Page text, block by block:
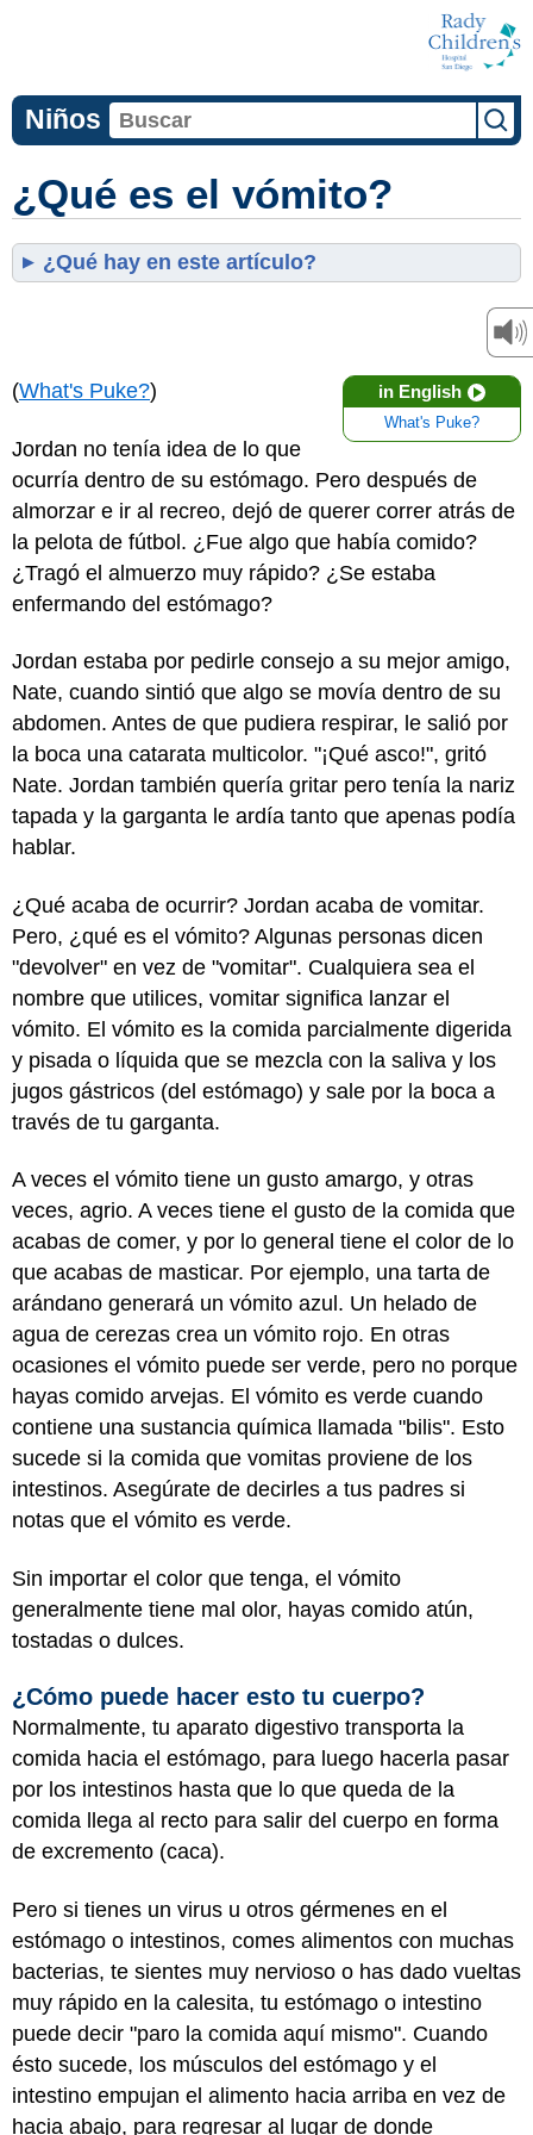
Niños
¿Qué es el vómito?
¿Qué hay en este artículo?
in English
What's Puke?
(What's Puke?)
Jordan no tenía idea de lo que
ocurría dentro de su estómago. Pero después de
almorzar e ir al recreo, dejó de querer correr atrás de
la pelota de fútbol. ¿Fue algo que había comido?
¿Tragó el almuerzo muy rápido? ¿Se estaba
enfermando del estómago?
Jordan estaba por pedirle consejo a su mejor amigo,
Nate, cuando sintió que algo se movía dentro de su
abdomen. Antes de que pudiera respirar, le salió por
la boca una catarata multicolor. "¡Qué asco!", gritó
Nate. Jordan también quería gritar pero tenía la nariz
tapada y la garganta le ardía tanto que apenas podía
hablar.
¿Qué acaba de ocurrir? Jordan acaba de vomitar.
Pero, ¿qué es el vómito? Algunas personas dicen
"devolver" en vez de "vomitar". Cualquiera sea el
nombre que utilices, vomitar significa lanzar el
vómito. El vómito es la comida parcialmente digerida
y pisada o líquida que se mezcla con la saliva y los
jugos gástricos (del estómago) y sale por la boca a
través de tu garganta.
A veces el vómito tiene un gusto amargo, y otras
veces, agrio. A veces tiene el gusto de la comida que
acabas de comer, y por lo general tiene el color de lo
que acabas de masticar. Por ejemplo, una tarta de
arándano generará un vómito azul. Un helado de
agua de cerezas crea un vómito rojo. En otras
ocasiones el vómito puede ser verde, pero no porque
hayas comido arvejas. El vómito es verde cuando
contiene una sustancia química llamada "bilis". Esto
sucede si la comida que vomitas proviene de los
intestinos. Asegúrate de decirles a tus padres si
notas que el vómito es verde.
Sin importar el color que tenga, el vómito
generalmente tiene mal olor, hayas comido atún,
tostadas o dulces.
¿Cómo puede hacer esto tu cuerpo?
Normalmente, tu aparato digestivo transporta la
comida hacia el estómago, para luego hacerla pasar
por los intestinos hasta que lo que queda de la
comida llega al recto para salir del cuerpo en forma
de excremento (caca).
Pero si tienes un virus u otros gérmenes en el
estómago o intestinos, comes alimentos con muchas
bacterias, te sientes muy nervioso o has dado vueltas
muy rápido en la calesita, tu estómago o intestino
puede decir "paro la comida aquí mismo". Cuando
ésto sucede, los músculos del estómago y el
intestino empujan el alimento hacia arriba en vez de
hacia abajo, para regresar al lugar de donde